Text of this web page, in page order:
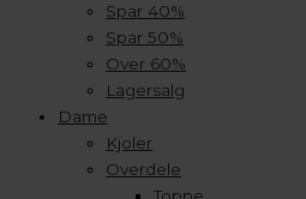
Spar 40%
Spar 50%
Over 60%
Lagersalg
Dame
Kjoler
Overdele